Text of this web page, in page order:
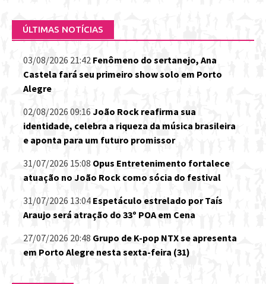
ÚLTIMAS NOTÍCIAS
03/08/2026 21:42 Fenômeno do sertanejo, Ana
Castela fará seu primeiro show solo em Porto
Alegre
02/08/2026 09:16 João Rock reafirma sua
identidade, celebra a riqueza da música brasileira
e aponta para um futuro promissor
31/07/2026 15:08 Opus Entretenimento fortalece
atuação no João Rock como sócia do festival
31/07/2026 13:04 Espetáculo estrelado por Taís
Araujo será atração do 33º POA em Cena
27/07/2026 20:48 Grupo de K-pop NTX se apresenta
em Porto Alegre nesta sexta-feira (31)